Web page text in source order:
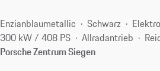
Enzianblaumetallic Schwarz Elektro
300 kW / 408 PS
Allradantrieb
Porsche Zentrum Siegen